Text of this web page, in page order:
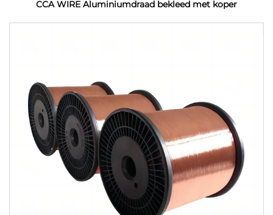
CCA WIRE Aluminiumdraad bekleed met koper